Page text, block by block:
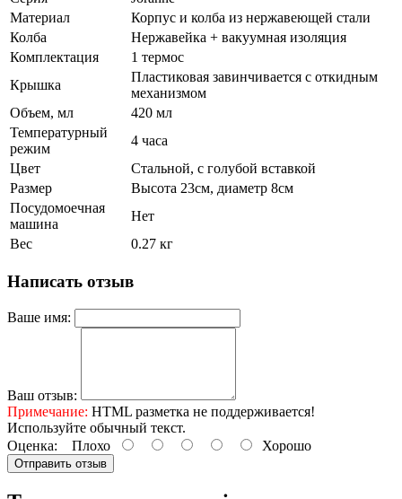
Материал
Корпус и колба из нержавеющей стали
Колба
Нержавейка + вакуумная изоляция
Комплектация
1 термос
Крышка
Пластиковая завинчивается с откидным
механизмом
Объем, мл
420 мл
Температурный
режим
4 часа
Цвет
Стальной, с голубой вставкой
Размер
Высота 23см, диаметр 8см
Посудомоечная
машина
Нет
Вес
0.27 кг
Написать отзыв
Ваше имя:
Ваш отзыв:
Примечание: HTML разметка не поддерживается!
Используйте обычный текст.
Оценка: Плохо Хорошо
Отправить отзыв